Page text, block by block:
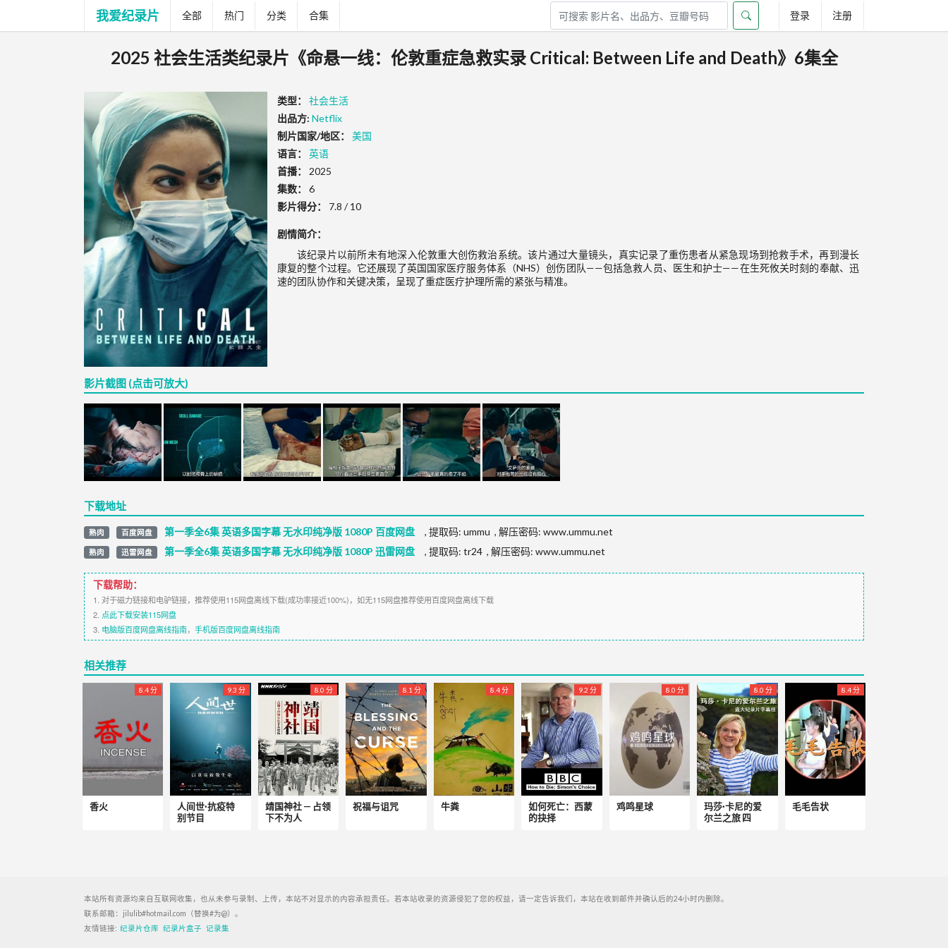
我爱纪录片 全部 热门 分类 合集 登录 注册
2025 社会生活类纪录片《命悬一线：伦敦重症急救实录 Critical: Between Life and Death》6集全
类型：
社会生活
出品方: Netflix
制片国家/地区：
美国
语言：
英语
首播：
2025
集数：
6
影片得分：
7.8 / 10
剧情简介：
该纪录片以前所未有地深入伦敦重大创伤救治系统。该片通过大量镜头，真实记录了重伤患者从紧急现场到抢救手术，再到漫长
康复的整个过程。它还展现了英国国家医疗服务体系（NHS）创伤团队——包括急救人员、医生和护士——在生死攸关时刻的奉献、迅
速的团队协作和关键决策，呈现了重症医疗护理所需的紧张与精准。
影片截图 (点击可放大)
下载地址
熟肉 百度网盘 第一季全6集 英语多国字幕 无水印纯净版 1080P 百度网盘 ,提取码:ummu , 解压密码: www.ummu.net
熟肉 迅雷网盘 第一季全6集 英语多国字幕 无水印纯净版 1080P 迅雷网盘 ,提取码:tr24 , 解压密码: www.ummu.net
下载帮助：
1. 对于磁力链接和电驴链接，推荐使用115网盘离线下载(成功率接近100%)，如无115网盘推荐使用百度网盘离线下载
2. 点此下载安装115网盘
3. 电脑版百度网盘离线指南， 手机版百度网盘离线指南
相关推荐
8.4 分
香火
9.3 分
人间世·抗疫特
别节目
8.0 分
靖国神社 — 占领
下不为人
8.1 分
祝福与诅咒
8.4 分
牛粪
9.2 分
如何死亡：西蒙
的抉择
8.0 分
鸡鸣星球
8.0 分
玛莎·卡尼的爱
尔兰之旅 四
8.4 分
毛毛告状
本站所有资源均来自互联网收集，也从未参与录制、上传，本站不对显示的内容承担责任。若本站收录的资源侵犯了您的权益，请一定告诉我们，本站在收到邮件并确认后的24小时内删除。
联系邮箱：jilulib#hotmail.com（替换#为@）。
友情链接: 纪录片仓库 纪录片盒子 记录集